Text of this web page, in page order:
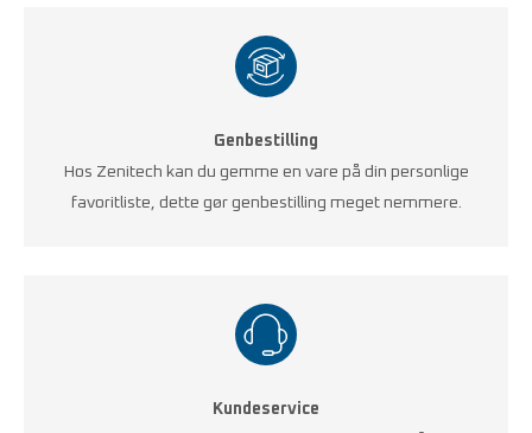
Genbestilling
Hos Zenitech kan du gemme en vare på din personlige
favoritliste, dette gør genbestilling meget nemmere.
Kundeservice